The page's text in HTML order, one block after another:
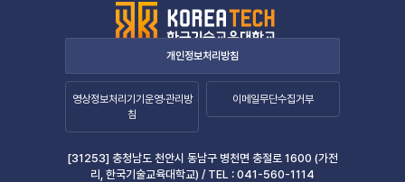
개인정보처리방침
영상정보처리기기운영·관리방
침
이메일무단수집거부
[31253] 충청남도 천안시 동남구 병천면 충절로 1600 (가전
리, 한국기술교육대학교) / TEL : 041-560-1114